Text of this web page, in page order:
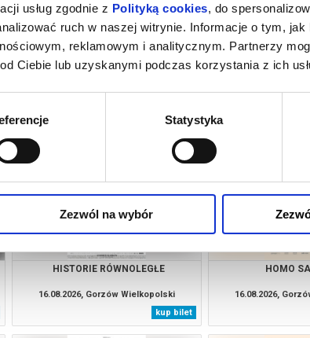
usług zgodnie z Polityką cookies, do
ruch w naszej witrynie. Informacje o tym,
reklamowym i analitycznym. Partnerzy
Ciebie lub uzyskanymi podczas korzystania z ich
Statystyka
Zezwól na wybór
HISTORIE RÓWNOLEGŁE
16.08.2026, Gorzów Wielkopolski
kup bilet
HOMO
16.08.2026,